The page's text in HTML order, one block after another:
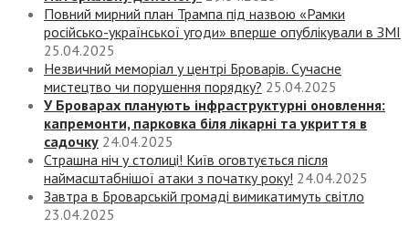
Повний мирний план Трампа під назвою «‎Рамки
російсько-української угоди» вперше опублікували в ЗМІ
25.04.2025
Незвичний меморіал у центрі Броварів. Сучасне
мистецтво чи порушення порядку? 25.04.2025
У Броварах планують інфраструктурні оновлення:
капремонти, парковка біля лікарні та укриття в
садочку 24.04.2025
Страшна ніч у столиці! Київ оговтується після
наймасштабнішої атаки з початку року! 24.04.2025
Завтра в Броварській громаді вимикатимуть світло
23.04.2025